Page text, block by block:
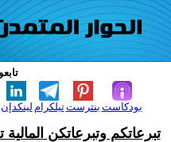
لينكدإن تيلكرامبنترست بودكاست
تبرعاتكم وتبرعاتكن